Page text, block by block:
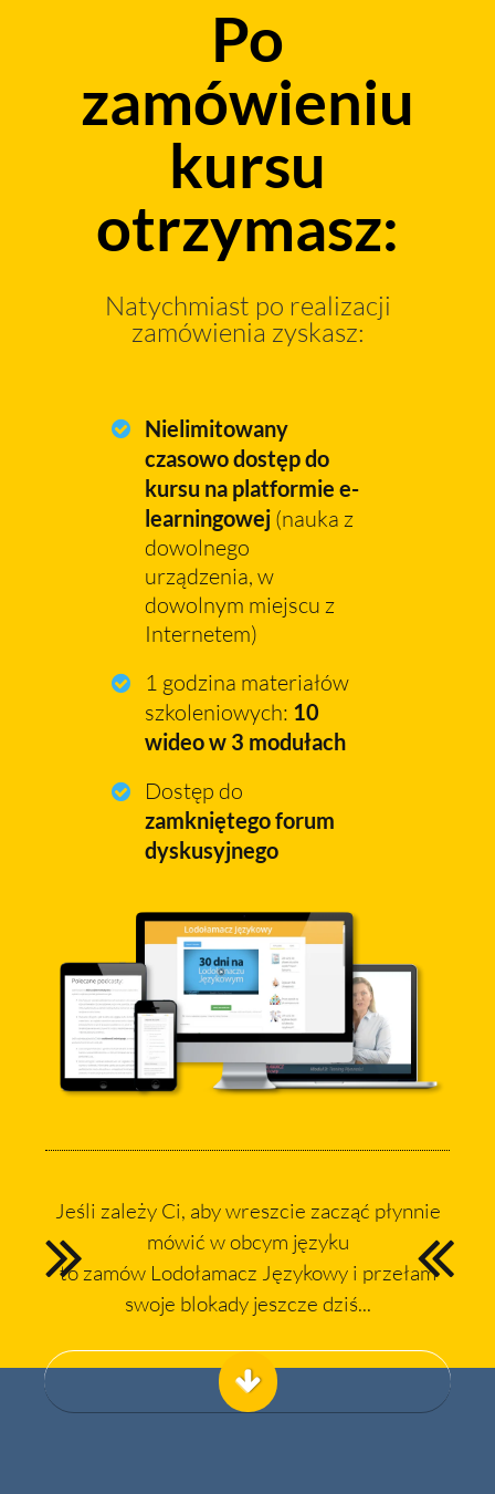
Po
zamówieniu
kursu
otrzymasz:
Natychmiast po realizacji
zamówienia zyskasz:
Nielimitowany
czasowo dostępdo
kursu na platformie e-
learningowej (nauka z
dowolnego
urządzenia, w
dowolnym miejscu z
Internetem)
1 godzina materiałów
szkoleniowych: 10
wideo w 3 modułach
Dostęp do
zamkniętego forum
dyskusyjnego
Jeśli zależy Ci, aby wreszcie zacząć płynnie
mówić w obcym języku
to zamów Lodołamacz Językowy i przełam
swoje blokady jeszcze dziś...